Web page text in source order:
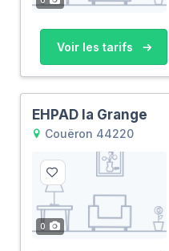
Voir les tarifs
EHPAD la Grange
Couëron 44220
0